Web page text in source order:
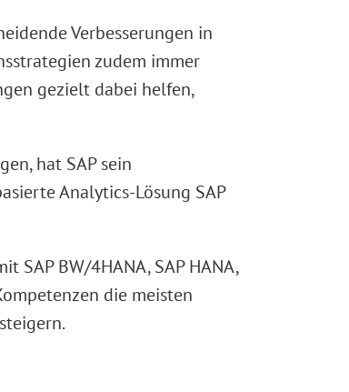
Verbesserungen in
zudem immer
gezielt dabei helfen,
hat SAP sein
Analytics-Lösung SAP
BW/4HANA, SAP HANA,
die meisten